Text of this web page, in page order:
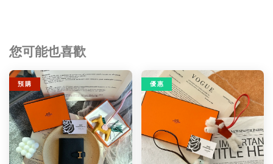
您可能也喜歡
預 購 優 惠